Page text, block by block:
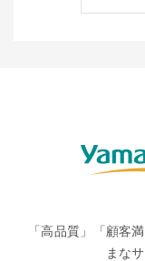
「高品質」「顧客
まな